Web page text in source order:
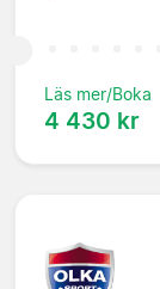
Läs mer/Boka
4 430 kr